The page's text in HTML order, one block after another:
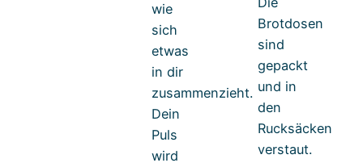
wie
sich
etwas
in dir
zusammenzieht.
Dein
Puls
wird
Brotdosen
sind
gepackt
und in
den
Rucksäcken
verstaut.